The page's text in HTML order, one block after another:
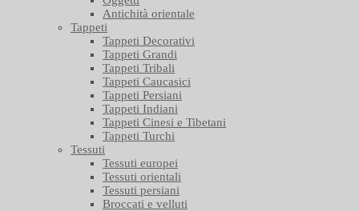
Antichità orientale
Tappeti
Tappeti Decorativi
Tappeti Grandi
Tappeti Tribali
Tappeti Caucasici
Tappeti Persiani
Tappeti Indiani
Tappeti Cinesi e Tibetani
Tappeti Turchi
Tessuti
Tessuti europei
Tessuti orientali
Tessuti persiani
Broccati e velluti